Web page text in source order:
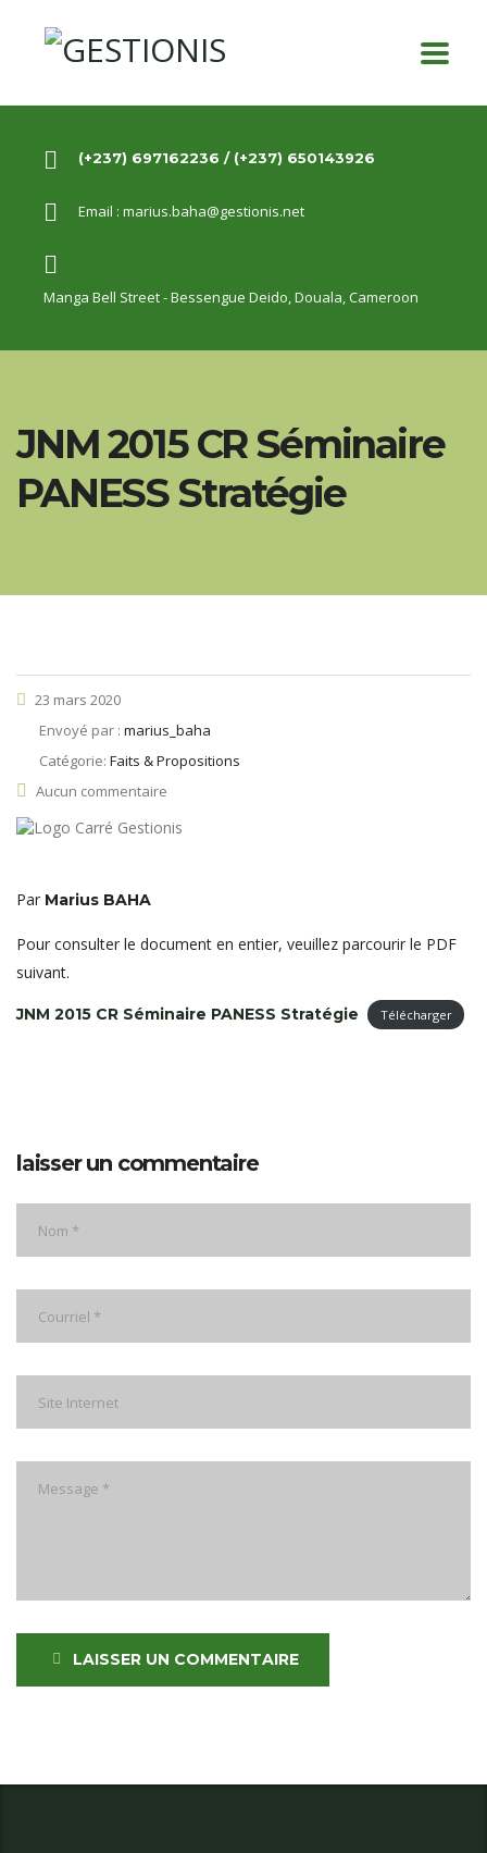
(+237) 697162236 / (+237) 650143926
Email : marius.baha@gestionis.net
Manga Bell Street - Bessengue Deido,Douala, Cameroon
JNM 2015 CR Séminaire
PANESS Stratégie
23 mars 2020
Envoyé par : marius_baha
Catégorie: Faits & Propositions
Aucun commentaire
Par Marius BAHA
Pour consulter le document en entier, veuillez parcourir le PDF
suivant.
JNM 2015 CR Séminaire PANESS Stratégie Télécharger
laisser un commentaire
LAISSER UN COMMENTAIRE